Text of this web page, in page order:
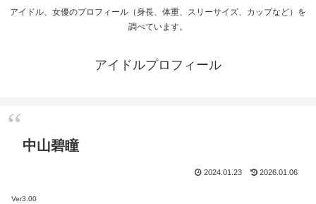
アイドル、女優のプロフィール（身長、体重、スリーサイズ、カップなど）を
調べています。
アイドルプロフィール
中山碧瞳
2024.01.23 2026.01.06
Ver3.00